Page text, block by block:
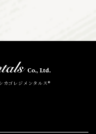
ゴレジメンタルス®